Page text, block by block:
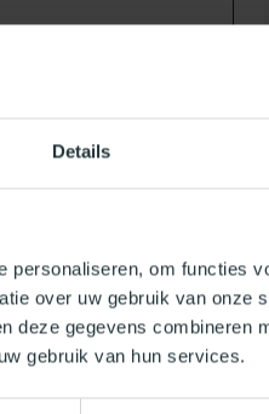
Details
om functies
over uw gebruik van onze
deze gegevens combineren
gebruik van hun services.